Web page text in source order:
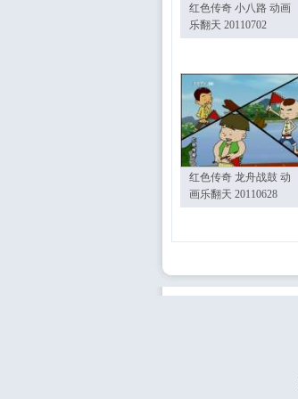
红色传奇 小八路 动画
乐翻天 20110702
红色传奇 龙舟战鼓 动
画乐翻天 20110628